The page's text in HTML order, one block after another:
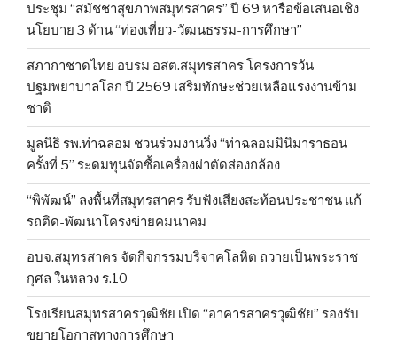
ประชุม “สมัชชาสุขภาพสมุทรสาคร” ปี 69 หารือข้อเสนอเชิง
นโยบาย 3 ด้าน “ท่องเที่ยว-วัฒนธรรม-การศึกษา”
สภากาชาดไทย อบรม อสต.สมุทรสาคร โครงการวัน
ปฐมพยาบาลโลก ปี 2569 เสริมทักษะช่วยเหลือแรงงานข้าม
ชาติ
มูลนิธิ รพ.ท่าฉลอม ชวนร่วมงานวิ่ง “ท่าฉลอมมินิมาราธอน
ครั้งที่ 5” ระดมทุนจัดซื้อเครื่องผ่าตัดส่องกล้อง
“พิพัฒน์” ลงพื้นที่สมุทรสาคร รับฟังเสียงสะท้อนประชาชน แก้
รถติด-พัฒนาโครงข่ายคมนาคม
อบจ.สมุทรสาคร จัดกิจกรรมบริจาคโลหิต ถวายเป็นพระราช
กุศล ในหลวง ร.10
โรงเรียนสมุทรสาครวุฒิชัย เปิด “อาคารสาครวุฒิชัย” รองรับ
ขยายโอกาสทางการศึกษา